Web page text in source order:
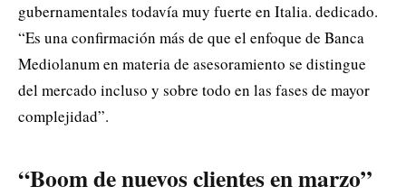
gubernamentales todavía muy fuerte en Italia. dedicado.
“Es una confirmación más de que el enfoque de Banca
Mediolanum en materia de asesoramiento se distingue
del mercado incluso y sobre todo en las fases de mayor
complejidad”.
“Boom de nuevos clientes en marzo”